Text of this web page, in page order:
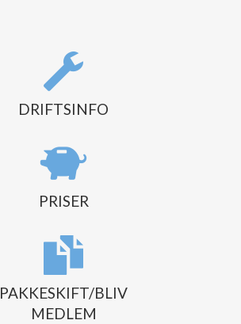
DRIFTSINFO
PRISER
PAKKESKIFT/BLIV
MEDLEM